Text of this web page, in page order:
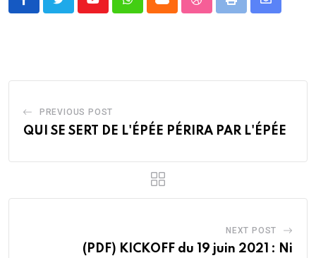
YoutubeWhatsappCloud StumbleUpon
Print
Share
PREVIOUS POST
QUI SE SERT DE L'ÉPÉE PÉRIRA PAR L'ÉPÉE
NEXT POST
(PDF) KICKOFF du 19 juin 2021 : Ni